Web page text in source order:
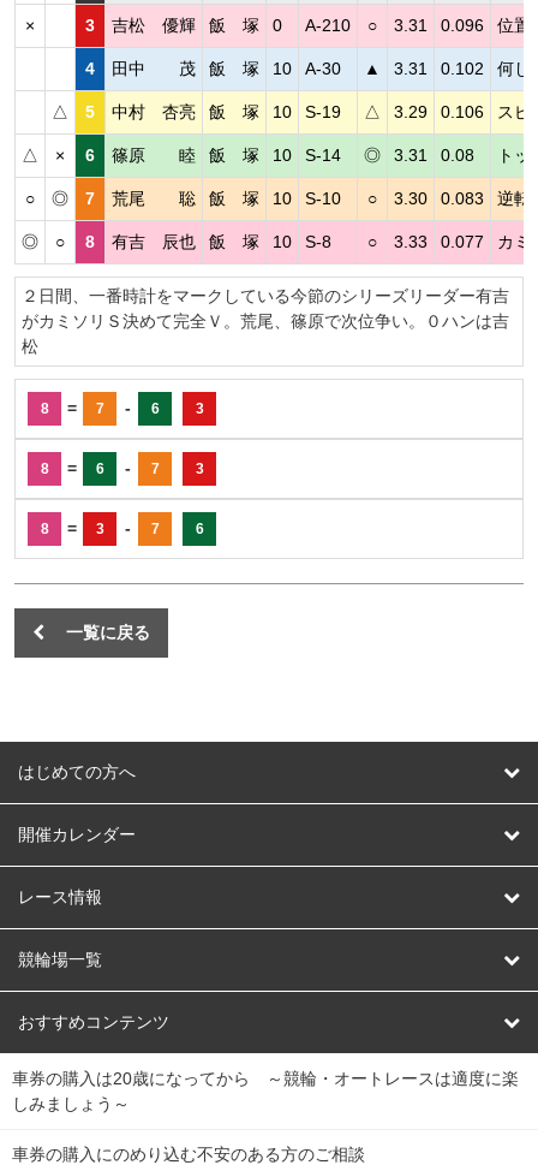
× 3 吉松 優輝 飯 塚 0 A-210 ○ 3.31 0.096 位置
4 田中 茂 飯 塚 10 A-30 ▲ 3.31 0.102 何し
△ 5 中村 杏亮 飯 塚 10 S-19 △ 3.29 0.106 スピ
△ × 6 篠原 睦 飯 塚 10 S-14 ◎ 3.31 0.08 ト
○ ◎ 7 荒尾 聡 飯 塚 10 S-10 ○ 3.30 0.083 逆転
◎ ○ 8 有吉 辰也 飯 塚 10 S-8 ○ 3.33 0.077 カミ
２日間、一番時計をマークしている今節のシリーズリーダー有吉
がカミソリＳ決めて完全Ｖ。荒尾、篠原で次位争い。０ハンは吉
松
8 = 7 - 6 3
8 = 6 - 7 3
8 = 3 - 7 6
一覧に戻る
はじめての方へ
はじめての方へ
開催カレンダー
競輪
オートレース
競輪くじ
Dokanto!
チャリロトプラザ
レース情報
レース予想
レース結果
キャリーオーバー一覧
競輪場一覧
北日本 函館競輪場
関
東
弥彦競輪場 前橋競輪場 取手競輪場 宇都宮競輪場
おすすめコンテンツ
競輪選手情報
Perfecta Navi
車券の購入は20歳になってから ～競輪・オートレースは適度に楽
しみましょう～
車券の購入にのめり込む不安のある方のご相談